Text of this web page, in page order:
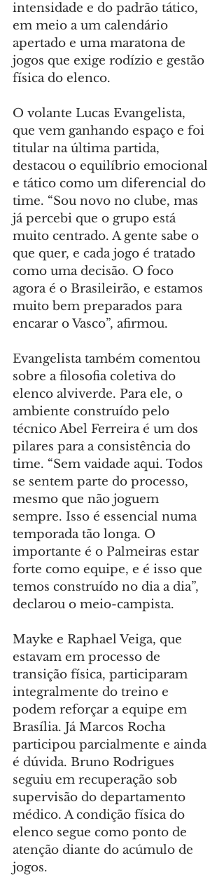
intensidade e do padrão tático,
em meio a um calendário
apertado e uma maratona de
jogos que exige rodízio e gestão
física do elenco.
O volante Lucas Evangelista,
que vem ganhando espaço e foi
titular na última partida,
destacou o equilíbrio emocional
e tático como um diferencial do
time. “Sou novo no clube, mas
já percebi que o grupo está
muito centrado. A gente sabe o
que quer, e cada jogo é tratado
como uma decisão. O foco
agora é o Brasileirão, e estamos
muito bem preparados para
encarar o Vasco”, afirmou.
Evangelista também comentou
sobre a filosofia coletiva do
elenco alviverde. Para ele, o
ambiente construído pelo
técnico Abel Ferreira é um dos
pilares para a consistência do
time. “Sem vaidade aqui. Todos
se sentem parte do processo,
mesmo que não joguem
sempre. Isso é essencial numa
temporada tão longa. O
importante é o Palmeiras estar
forte como equipe, e é isso que
temos construído no dia a dia”,
declarou o meio-campista.
Mayke e Raphael Veiga, que
estavam em processo de
transição física, participaram
integralmente do treino e
podem reforçar a equipe em
Brasília. Já Marcos Rocha
participou parcialmente e ainda
é dúvida. Bruno Rodrigues
seguiu em recuperação sob
supervisão do departamento
médico. A condição física do
elenco segue como ponto de
atenção diante do acúmulo de
jogos.